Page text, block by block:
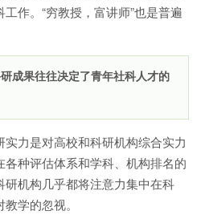
作。“穷教授，富讲师”也是普遍
成果往往决定了青年社科人才的
力是对高校和科研机构综合实力
种评估体系和学科、机构排名的
机构几乎都将注意力集中在科
学的忽视。